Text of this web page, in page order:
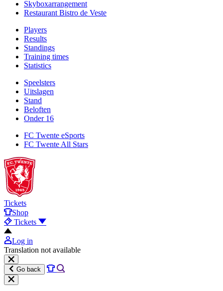
Skyboxarrangement
Restaurant Bistro de Veste
Players
Results
Standings
Training times
Statistics
Speelsters
Uitslagen
Stand
Beloften
Onder 16
FC Twente eSports
FC Twente All Stars
Tickets
Shop
Tickets
Log in
Translation not available
Go back